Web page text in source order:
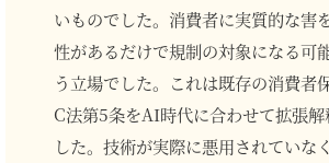
いものでした。消費者に実質的な害
性があるだけで規制の対象になる可
う立場でした。これは既存の消費者
C法第5条をAI時代に合わせて拡張
した。技術が実際に悪用されていな